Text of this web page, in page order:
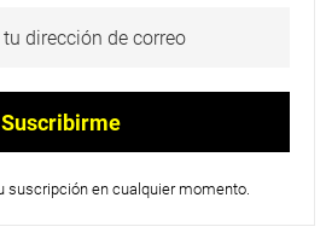
suscripción en cualquier momento.